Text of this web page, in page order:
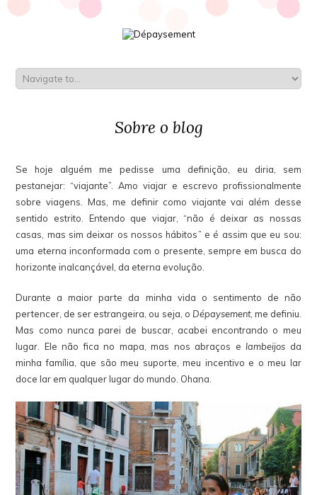
Sobre o blog
Se hoje alguém me pedisse uma definição, eu diria, sem
pestanejar: “viajante”. Amo viajar e escrevo profissionalmente
sobre viagens . Mas, me definir como viajante vai além desse
sentido estrito. Entendo que viajar, “não é deixar as nossas
casas, mas sim deixar os nossos hábitos” e é assim que eu sou:
uma eterna inconformada com o presente, sempre em busca do
horizonte inalcançável, da eterna evolução.
Durante a maior parte da minha vida o sentimento de não
pertencer, de ser estrangeira, ou seja, o Dépaysement, me definiu.
Mas como nunca parei de buscar, acabei encontrando o meu
lugar. Ele não fica no mapa, mas nos abraços elambeijos da
minha família, que são meu suporte, meu incentivo e o meu lar
doce lar em qualquer lugar do mundo. Ohana